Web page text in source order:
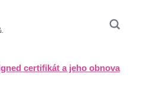
certifikát a jeho obnova